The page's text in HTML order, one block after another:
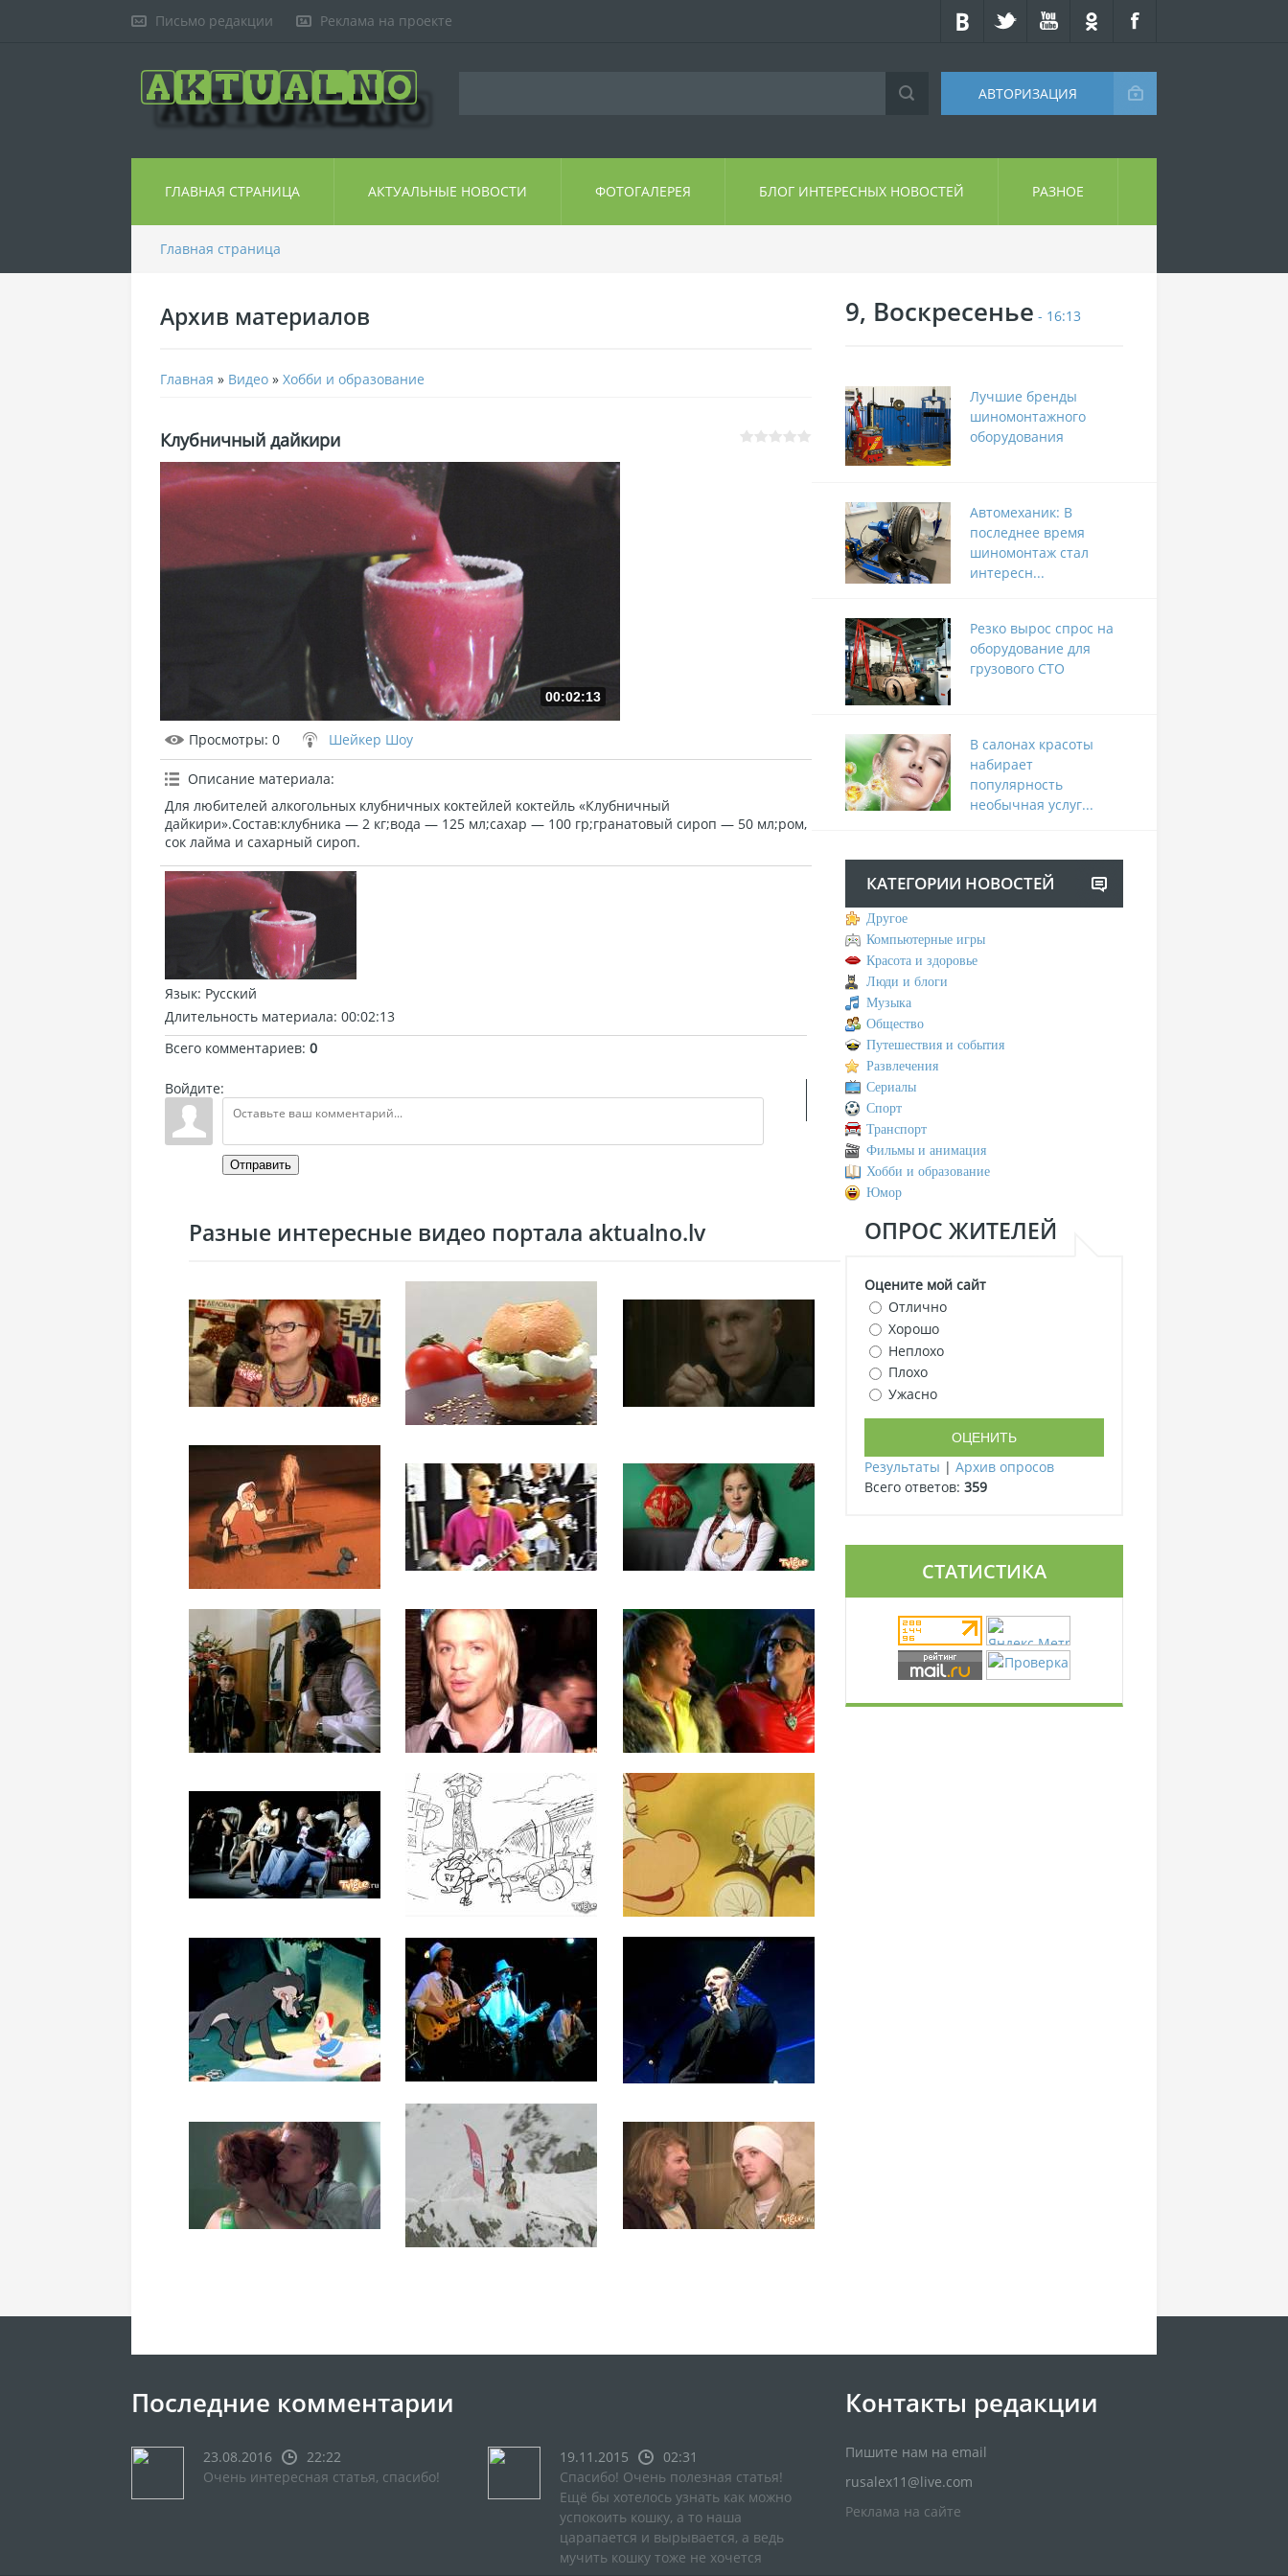
Письмо редакции Реклама на проекте
АВТОРИЗАЦИЯ
ГЛАВНАЯ СТРАНИЦА АКТУАЛЬНЫЕ НОВОСТИ ФОТОГАЛЕРЕЯ БЛОГ ИНТЕРЕСНЫХ НОВОСТЕЙ РАЗНОЕ
Главная страница
Архив материалов
Главная » Видео » Хобби и образование
Клубничный дайкири
00:02:13
Просмотры: 0 Шейкер Шоу
Описание материала:
Для любителей алкогольных клубничных коктейлей коктейль «Клубничный
дайкири».Состав:клубника — 2 кг;вода — 125 мл;сахар — 100 гр;гранатовый сироп — 50 мл;ром,
сок лайма и сахарный сироп.
Язык: Русский
Длительность материала: 00:02:13
Всего комментариев: 0
Войдите:
Отправить
Разные интересные видео портала aktualno.lv
9, Воскресенье - 16:13
Лучшие бренды
шиномонтажного
оборудования
Автомеханик: В
последнее время
шиномонтаж стал
интересн...
Резко вырос спрос на
оборудование для
грузового СТО
В салонах красоты
набирает
популярность
необычная услуг...
КАТЕГОРИИ НОВОСТЕЙ
Другое
Компьютерные игры
Красота и здоровье
Люди и блоги
Музыка
Общество
Путешествия и события
Развлечения
Сериалы
Спорт
Транспорт
Фильмы и анимация
Хобби и образование
Юмор
ОПРОС ЖИТЕЛЕЙ
Оцените мой сайт
Отлично
Хорошо
Неплохо
Плохо
Ужасно
Результаты | Архив опросов
Всего ответов: 359
СТАТИСТИКА
Последние комментарии
23.08.2016
22:22
Очень интересная статья, спасибо!
19.11.2015
02:31
Спасибо! Очень полезная статья!
Ещё бы хотелось узнать как можно
успокоить кошку, а то наша
царапается и вырывается, а ведь
мучить кошку тоже не хочется
Контакты редакции
Пишите нам на email
rusalex11@live.com
Реклама на сайте